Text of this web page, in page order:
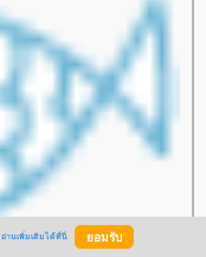
อ่านเพิ่มเติมได้ที่นี่